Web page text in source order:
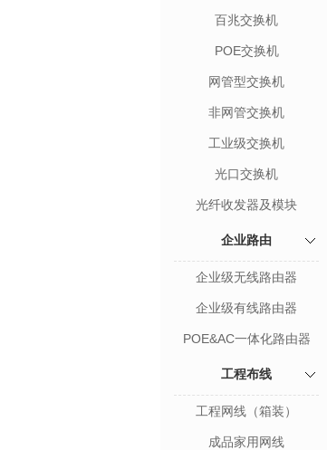
百兆交换机
POE交换机
网管型交换机
非网管交换机
工业级交换机
光口交换机
光纤收发器及模块
企业路由
企业级无线路由器
企业级有线路由器
POE&AC一体化路由器
工程布线
工程网线（箱装）
成品家用网线